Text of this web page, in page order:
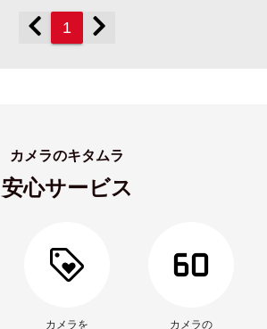
1
カメラのキタムラ
安心サービス
カメラを
カメラの